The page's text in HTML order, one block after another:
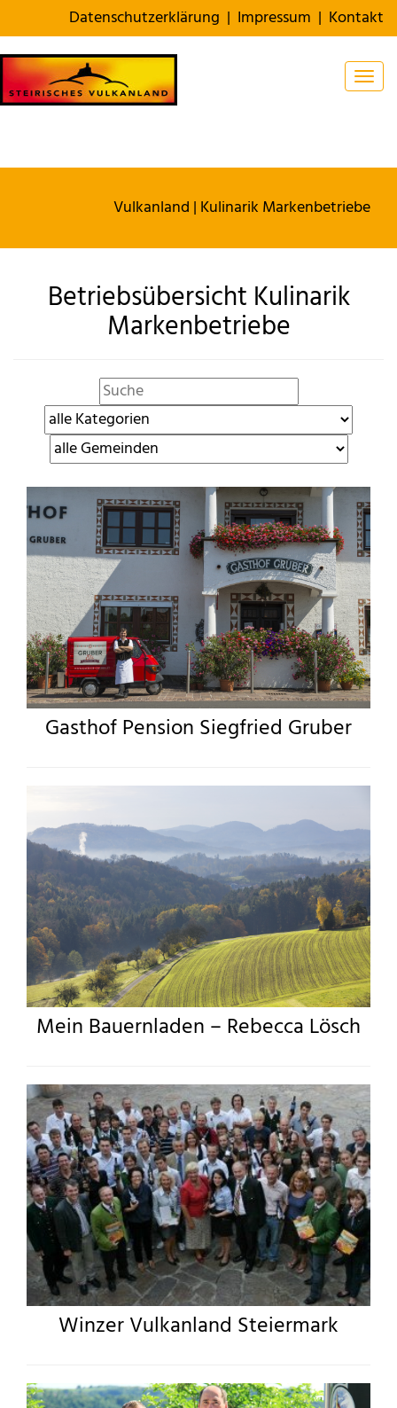
Datenschutzerklärung | Impressum | Kontakt
Vulkanland | Kulinarik Markenbetriebe
Betriebsübersicht Kulinarik
Markenbetriebe
Gasthof Pension Siegfried Gruber
Mein Bauernladen – Rebecca Lösch
Winzer Vulkanland Steiermark